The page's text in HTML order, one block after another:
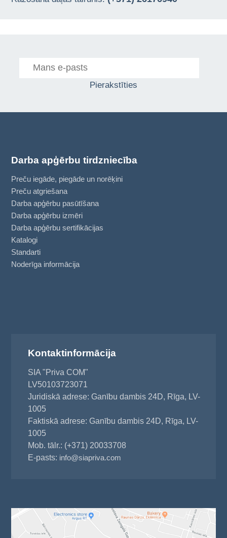
Pierakstīties
Darba apģērbu tirdzniecība
Preču iegāde, piegāde un norēķini
Preču atgriešana
Darba apģērbu pasūtīšana
Darba apģērbu izmēri
Darba apģērbu sertifikācijas
Katalogi
Standarti
Noderīga informācija
Kontaktinformācija
SIA "Priva COM"
LV50103723071
Juridiskā adrese: Ganību dambis 24D, Rīga, LV-
1005
Faktiskā adrese: Ganību dambis 24D, Rīga, LV-
1005
Mob. tālr.: (+371) 20033708
E-pasts: info@siapriva.com